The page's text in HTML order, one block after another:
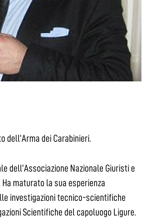
dell’Arma dei Carabinieri.
dell’Associazione Nazionale Giuristi e
Ha maturato la sua esperienza
investigazioni tecnico-scientifiche
Scientifiche del capoluogo Ligure.